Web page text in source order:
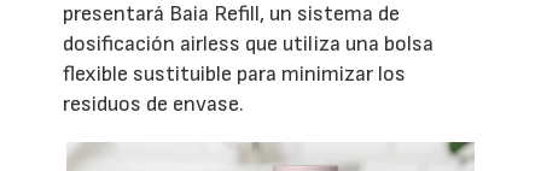
presentará Baia Refill, un sistema de
dosificación airless que utiliza una bolsa
flexible sustituible para minimizar los
residuos de envase.